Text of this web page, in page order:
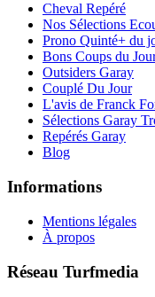
Cheval Repéré
Nos Sélections
Prono Quinté+ du
Bons Coups du
Outsiders Garay
Couplé Du Jour
L'avis de Franck
Sélections Garay
Repérés Garay
Blog
Informations
Mentions légales
À propos
Réseau Turfmedia